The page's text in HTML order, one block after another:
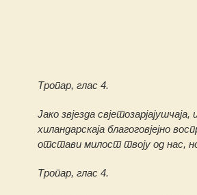
Тропар, глас 4.
Јако звјезда
хиландарскаја благоговјејно
отстави милост твоју од нас,
Тропар, глас 4.